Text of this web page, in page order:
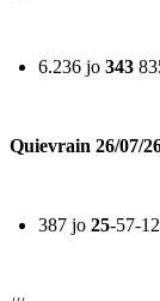
6.236 jo 343
Quievrain 26/07/
387 jo 25-57-